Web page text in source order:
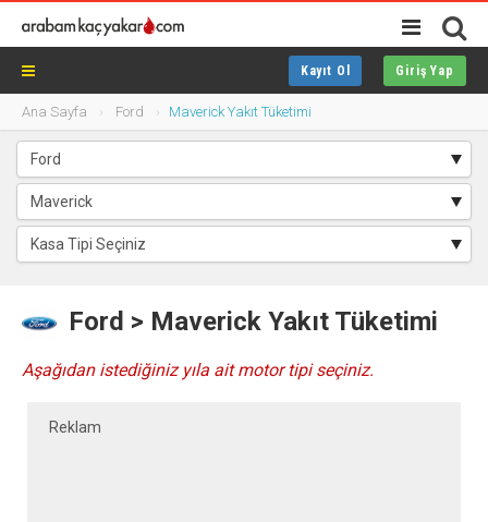
Kayıt Ol Giriş Yap
Ana Sayfa Ford Maverick Yakıt Tüketimi
Ford > Maverick Yakıt Tüketimi
Aşağıdan istediğiniz yıla ait motor tipi seçiniz.
Reklam